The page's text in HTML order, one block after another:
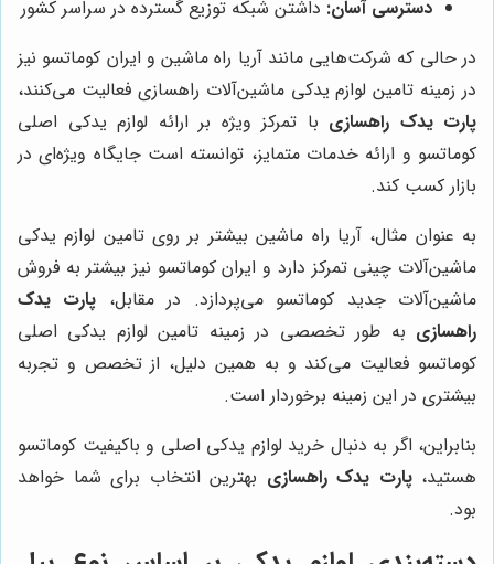
دسترسی آسان: داشتن شبکه توزیع گسترده در سراسر کشور
در حالی که شرکت‌هایی مانند آریا راه ماشین و ایران کوماتسو نیز
در زمینه تامین لوازم یدکی ماشین‌آلات راهسازی فعالیت می‌کنند،
پارت یدک راهسازی با تمرکز ویژه بر ارائه لوازم یدکی اصلی
کوماتسو و ارائه خدمات متمایز، توانسته است جایگاه ویژه‌ای در
بازار کسب کند.
به عنوان مثال، آریا راه ماشین بیشتر بر روی تامین لوازم یدکی
ماشین‌آلات چینی تمرکز دارد و ایران کوماتسو نیز بیشتر به فروش
ماشین‌آلات جدید کوماتسو می‌پردازد. در مقابل، پارت یدک
راهسازی به طور تخصصی در زمینه تامین لوازم یدکی اصلی
کوماتسو فعالیت می‌کند و به همین دلیل، از تخصص و تجربه
بیشتری در این زمینه برخوردار است.
بنابراین، اگر به دنبال خرید لوازم یدکی اصلی و باکیفیت کوماتسو
هستید،پارت یدک راهسازی بهترین انتخاب برای شما خواهد
بود.